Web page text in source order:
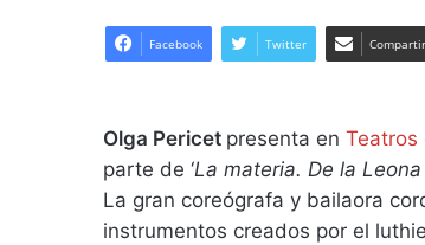
Facebook Twitter
Olga Pericet presenta en Teatros
parte de ‘La materia. De la
La gran coreógrafa y bailaora
instrumentos creados por el